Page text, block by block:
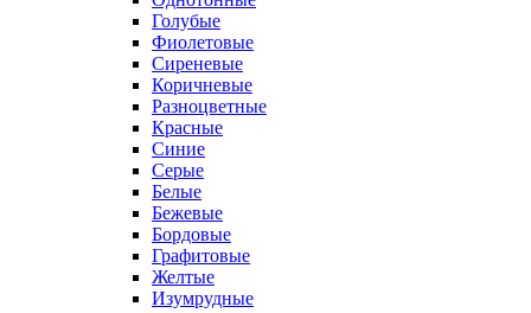
Голубые
Фиолетовые
Сиреневые
Коричневые
Разноцветные
Красные
Синие
Серые
Белые
Бежевые
Бордовые
Графитовые
Желтые
Изумрудные